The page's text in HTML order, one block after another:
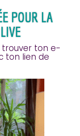
POUR LA
trouver ton e-
ton lien de